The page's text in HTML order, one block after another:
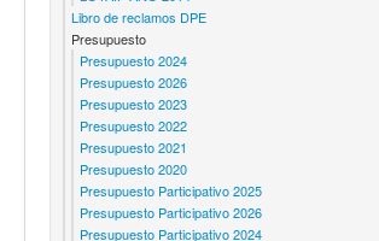
Libro de reclamos DPE
Presupuesto
Presupuesto 2024
Presupuesto 2026
Presupuesto 2023
Presupuesto 2022
Presupuesto 2021
Presupuesto 2020
Presupuesto Participativo 2025
Presupuesto Participativo 2026
Presupuesto Participativo 2024